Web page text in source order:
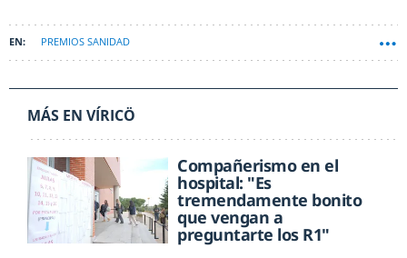
PREMIOS SANIDAD
MÁS EN VÍRICÖ
Compañerismo en el
hospital: "Es
tremendamente bonito
que vengan a
preguntarte los R1"